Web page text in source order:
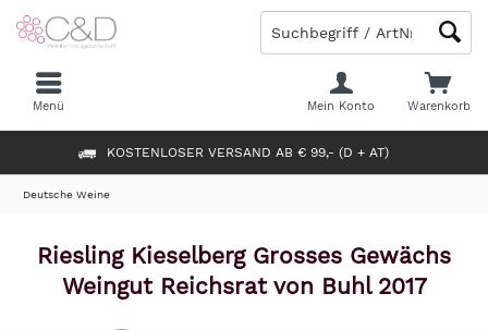
KOSTENLOSER VERSAND AB € 99,- (D + AT)
Warenkorb
Mein Konto
Menü
Deutsche Weine
Riesling Kieselberg Grosses Gewächs
Weingut Reichsrat von Buhl 2017